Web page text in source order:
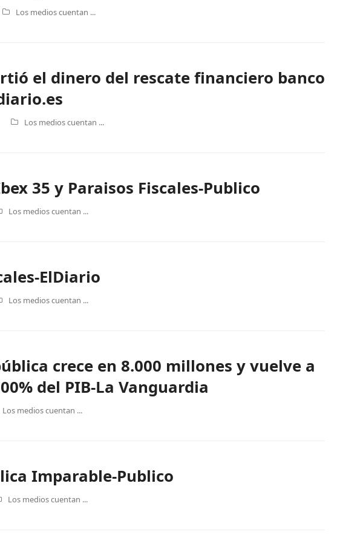
Los medios cuentan ...
el dinero del rescate financiero banco
Los medios cuentan ...
35 y Paraisos Fiscales-Publico
Los medios cuentan ...
ElDiario
Los medios cuentan ...
crece en 8.000 millones y vuelve a
del PIB-La Vanguardia
Los medios cuentan ...
Imparable-Publico
Los medios cuentan ...